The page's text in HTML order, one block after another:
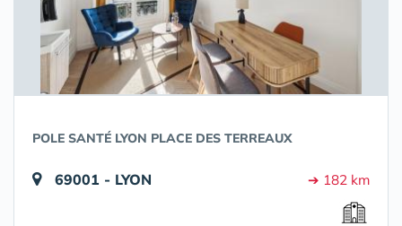
POLE SANTÉ LYON PLACE DES TERREAUX
69001 - LYON ➔ 182 km